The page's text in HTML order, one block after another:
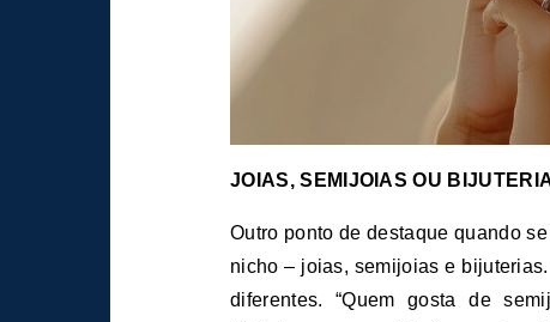
JOIAS, SEMIJOIAS OU
Outro ponto de destaque quando
nicho – joias, semijoias e
diferentes. “Quem gosta de